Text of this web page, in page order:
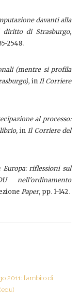
davanti alla
diritto di Strasburgo,
2548.
(mentre si profila
, inIl Corriere
al processo:
inIl Corriere del
riflessioni sul
nell'ordinamento
Paper, pp. 1-142.
2011: l’ambito di